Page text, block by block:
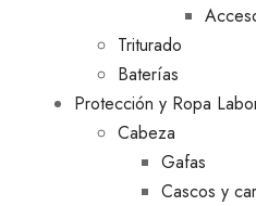
Triturado
Baterías
Protección y Ropa
Cabeza
Gafas
Cascos y